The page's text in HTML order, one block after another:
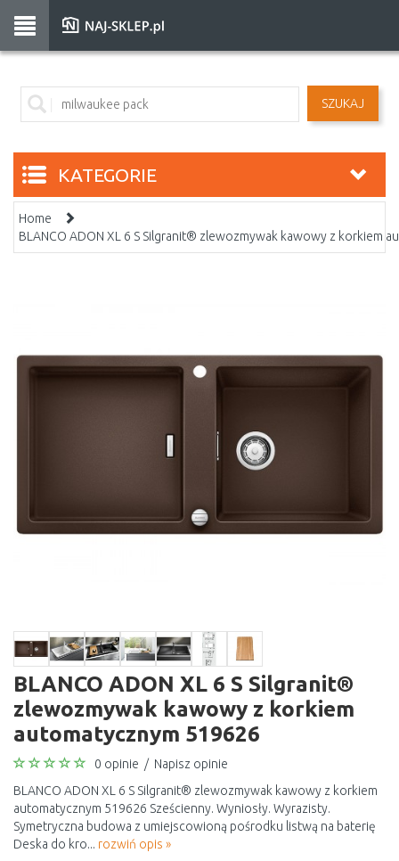
SZUKAJ
KATEGORIE
Home
BLANCO ADON XL 6 S Silgranit® zlewozmywak kawowy z korkiem
BLANCO ADON XL 6 S Silgranit®
zlewozmywak kawowy z korkiem
automatycznym 519626
0 opinie / Napisz opinie
BLANCO ADON XL 6 S Silgranit® zlewozmywak kawowy z korkiem
automatycznym 519626 Sześcienny. Wyniosły. Wyrazisty.
Symetryczna budowa z umiejscowioną pośrodku listwą na baterię
Deska do kro... rozwiń opis »